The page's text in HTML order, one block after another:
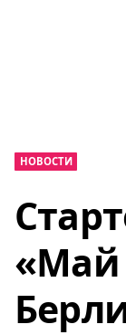
НОВОСТИ
«Май